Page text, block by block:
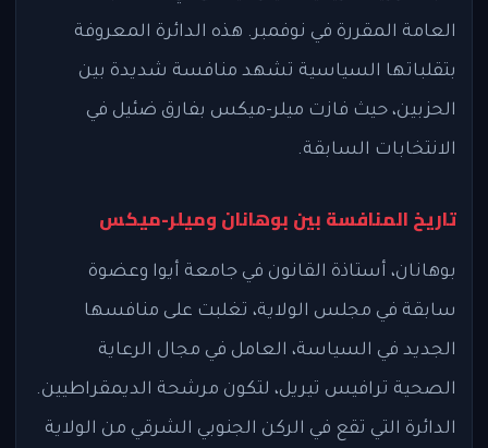
العامة المقررة في نوفمبر. هذه الدائرة المعروفة
بتقلباتها السياسية تشهد منافسة شديدة بين
الحزبين، حيث فازت ميلر-ميكس بفارق ضئيل في
الانتخابات السابقة.
تاريخ المنافسة بين بوهانان وميلر-ميكس
بوهانان، أستاذة القانون في جامعة أيوا وعضوة
سابقة في مجلس الولاية، تغلبت على منافسها
الجديد في السياسة، العامل في مجال الرعاية
الصحية ترافيس تيريل، لتكون مرشحة الديمقراطيين.
الدائرة التي تقع في الركن الجنوبي الشرقي من الولاية